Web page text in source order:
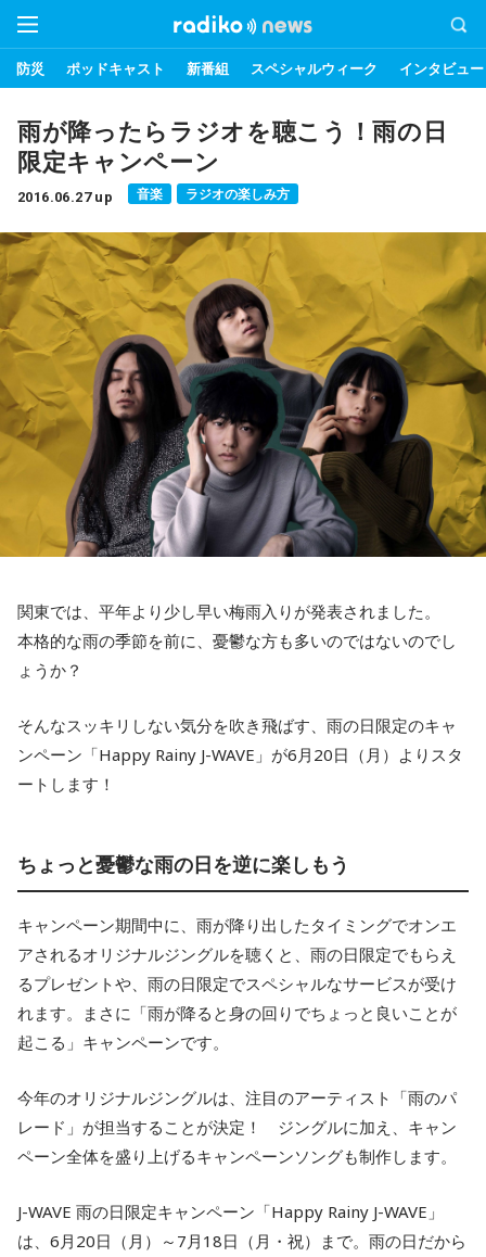
防災 ポッドキャスト 新番組 スペシャルウィーク インタビュー
雨が降ったらラジオを聴こう！雨の日
限定キャンペーン
2016.06.27 up 音楽 ラジオの楽しみ方
関東では、平年より少し早い梅雨入りが発表されました。
本格的な雨の季節を前に、憂鬱な方も多いのではないのでし
ょうか？
そんなスッキリしない気分を吹き飛ばす、雨の日限定のキャ
ンペーン「Happy Rainy J-WAVE」が6月20日（月）よりスタ
ートします！
ちょっと憂鬱な雨の日を逆に楽しもう
キャンペーン期間中に、雨が降り出したタイミングでオンエ
アされるオリジナルジングルを聴くと、雨の日限定でもらえ
るプレゼントや、雨の日限定でスペシャルなサービスが受け
れます。まさに「雨が降ると身の回りでちょっと良いことが
起こる」キャンペーンです。
今年のオリジナルジングルは、注目のアーティスト「雨のパ
レード」が担当することが決定！ ジングルに加え、キャン
ペーン全体を盛り上げるキャンペーンソングも制作します。
J-WAVE 雨の日限定キャンペーン「Happy Rainy J-WAVE」
は、6月20日（月）～7月18日（月・祝）まで。雨の日だから